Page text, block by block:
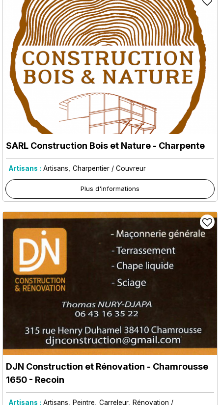
SARL Construction Bois et Nature - Charpente
Artisans : Artisans Charpentier / Couvreur
Plus d'informations
DJN Construction et Rénovation - Chamrousse
1650 - Recoin
Artisans : Artisans Peintre Carreleur Rénovation /